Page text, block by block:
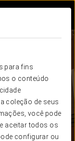
para fins
o conteúdo
coleção de seus
você pode
aceitar todos os
configurar ou